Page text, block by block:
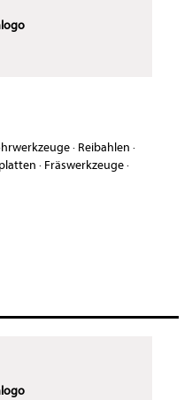
· Reibahlen ·
· Fräswerkzeuge·